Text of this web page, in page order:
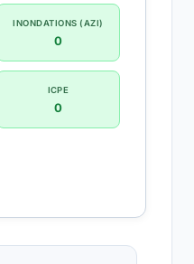
INONDATIONS (AZI)
0
ICPE
0